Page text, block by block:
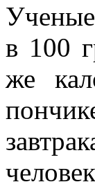
в 100
же